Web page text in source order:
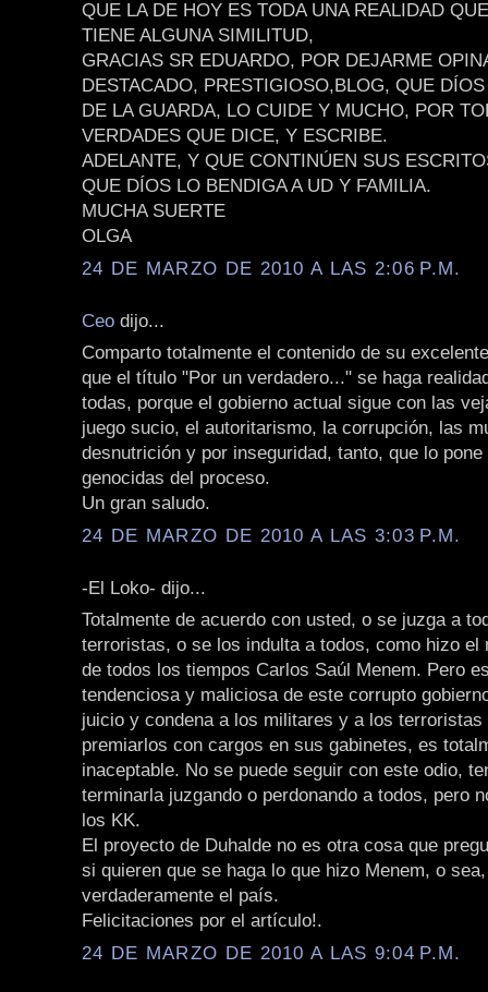
QUE LA DE HOY ES TODA UNA REALIDAD
TIENE ALGUNA SIMILITUD,
GRACIAS SR EDUARDO, POR DEJARME
DESTACADO, PRESTIGIOSO,BLOG, QUE
DE LA GUARDA, LO CUIDE Y MUCHO, POR
VERDADES QUE DICE, Y ESCRIBE.
ADELANTE, Y QUE CONTINÚEN SUS
QUE DÍOS LO BENDIGA A UD Y FAMILIA.
MUCHA SUERTE
OLGA
24 DE MARZO DE 2010 A LAS 2:06 P.M.
Ceo dijo...
Comparto totalmente el contenido de su
que el título "Por un verdadero..." se haga
todas, porque el gobierno actual sigue con las
juego sucio, el autoritarismo, la corrupción, las
desnutrición y por inseguridad, tanto, que lo
genocidas del proceso.
Un gran saludo.
24 DE MARZO DE 2010 A LAS 3:03 P.M.
-El Loko- dijo...
Totalmente de acuerdo con usted, o se juzga a
terroristas, o se los indulta a todos, como hizo el
de todos los tiempos Carlos Saúl Menem. Pero
tendenciosa y maliciosa de este corrupto
juicio y condena a los militares y a los terroristas
premiarlos con cargos en sus gabinetes, es
inaceptable. No se puede seguir con este odio,
terminarla juzgando o perdonando a todos, pero
los KK.
El proyecto de Duhalde no es otra cosa que
si quieren que se haga lo que hizo Menem, o
verdaderamente el país.
Felicitaciones por el artículo!.
24 DE MARZO DE 2010 A LAS 9:04 P.M.